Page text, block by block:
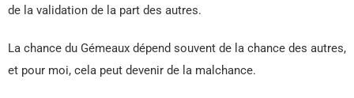
de la validation de la part des autres.
La chance du Gémeaux dépend souvent de la chance des autres,
et pour moi, cela peut devenir de la malchance.